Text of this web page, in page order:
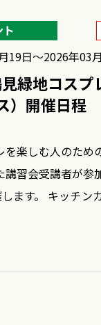
19日〜2026年03
緑地コスプ
）開催日程
楽しむ人のため
習会受講者が参
ます。 キッチン